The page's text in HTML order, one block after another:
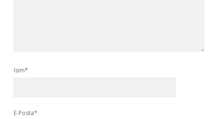
İsim*
E-Posta*